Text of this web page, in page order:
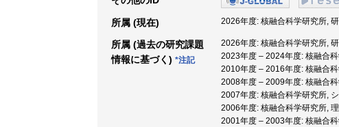
所属 (現在) 2026年度: 核融合科学研究所,
所属 (過去の研究課題
情報に基づく) *注記
2026年度: 核融合科学研究所,
2023年度 – 2024年度: 核融合
2010年度 – 2016年度: 核融合
2008年度 – 2009年度: 核融合
2007年度: 核融合科学研究所,
2006年度: 核融合科学研究所,
2001年度 – 2003年度: 核融合